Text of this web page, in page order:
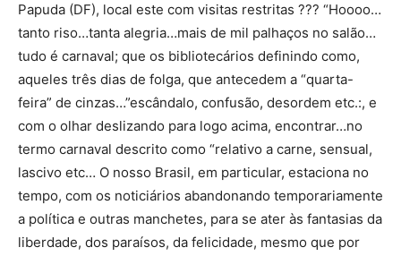
Papuda (DF), local este com visitas restritas ??? “Hoooo…
tanto riso…tanta alegria…mais de mil palhaços no salão…
tudo é carnaval; que os bibliotecários definindo como,
aqueles três dias de folga, que antecedem a “quarta-
feira” de cinzas…”escândalo, confusão, desordem etc.:, e
com o olhar deslizando para logo acima, encontrar…no
termo carnaval descrito como “relativo a carne, sensual,
lascivo etc… O nosso Brasil, em particular, estaciona no
tempo, com os noticiários abandonando temporariamente
a política e outras manchetes, para se ater às fantasias da
liberdade, dos paraísos, da felicidade, mesmo que por